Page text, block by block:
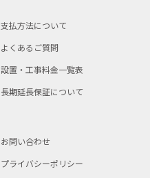
支払方法について
よくあるご質問
設置・工事料金一覧表
長期延長保証について
お問い合わせ
プライバシーポリシー